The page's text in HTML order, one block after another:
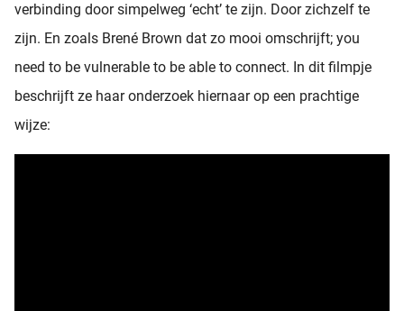
verbinding door simpelweg ‘echt’ te zijn. Door zichzelf te
zijn. En zoals Brené Brown dat zo mooi omschrijft; you
need to be vulnerable to be able to connect. In dit filmpje
beschrijft ze haar onderzoek hiernaar op een prachtige
wijze: